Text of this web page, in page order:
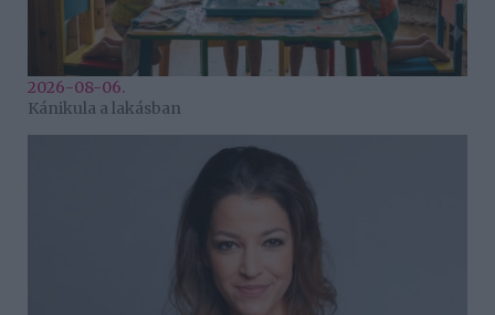
2026-08-06.
Kánikula a lakásban